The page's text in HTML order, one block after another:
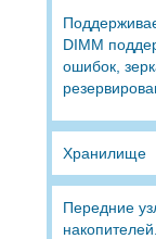
DIMM
ошибок,
Хранилище
Передние
накопителей.